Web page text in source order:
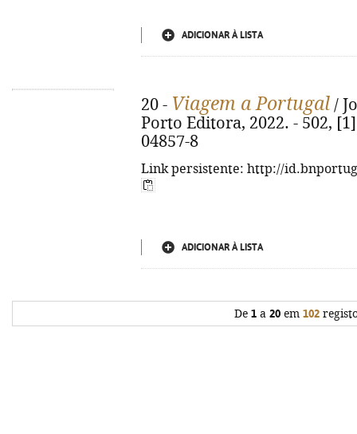
ADICIONAR À LISTA
20 - Viagem a Portugal /
Porto Editora, 2022. - 502,
04857-8
Link persistente: http://
ADICIONAR À LISTA
De 1 a 20 em 102